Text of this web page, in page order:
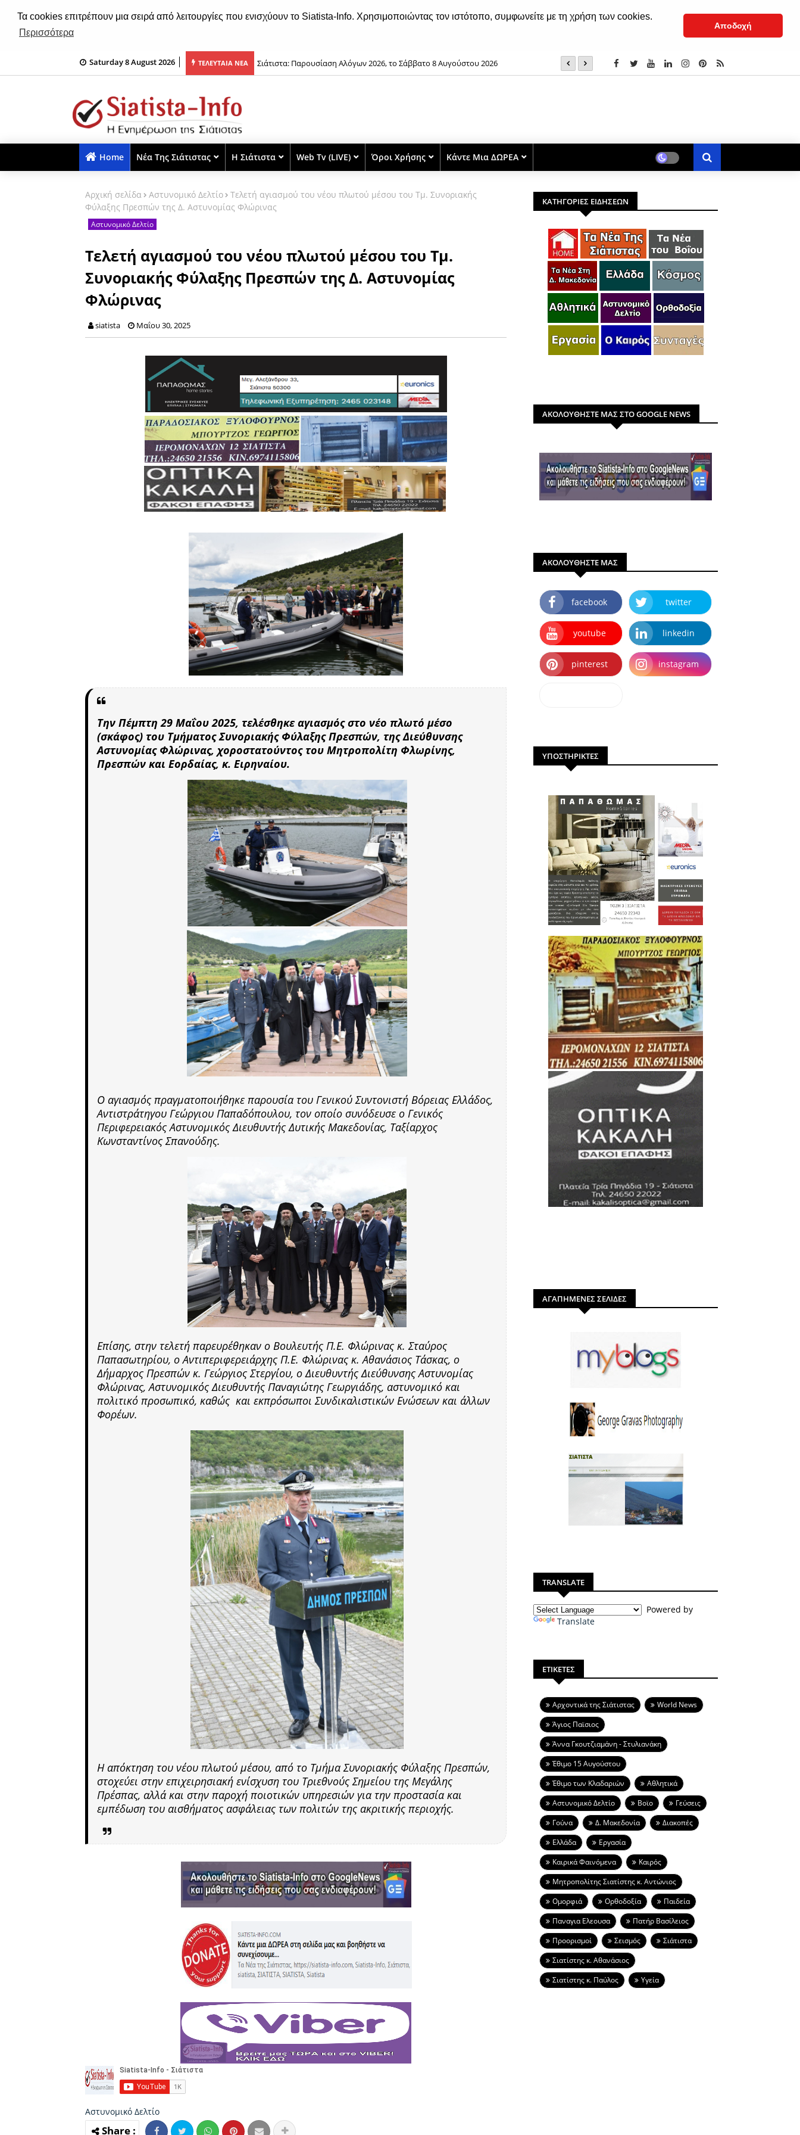
Τα cookies επιτρέπουν μια σειρά από λειτουργίες που ενισχύουν το Siatista-Info. Χρησιμοποιώντας τον ιστότοπο, συμφωνείτε με τη χρήση των cookies.
Περισσότερα
Αποδοχή
Saturday 8 August 2026 ΤΕΛΕΥΤΑΙΑ ΝΕΑ
λήξης «Το βιβλίο θησαυρός» (φωτο) Σιάτιστα: Παρουσίαση Αλόγων 2026, το Σάββατο 8 Αυγούστου 2026 Νταλίκα ανετράπη έξω από Βαθύλακκο – Τραυματίας ο
Home Νέα Της Σιάτιστας Η Σιάτιστα Web Tv (LIVE) Όροι Χρήσης Κάντε Μια ΔΩΡΕΑ
Αρχική σελίδα Αστυνομικό Δελτίο
Τελετή αγιασμού του νέου πλωτού μέσου του Τμ. Συνοριακής
Φύλαξης Πρεσπών της Δ. Αστυνομίας Φλώρινας
Αστυνομικό Δελτίο
Τελετή αγιασμού του νέου πλωτού μέσου του Τμ.
Συνοριακής Φύλαξης Πρεσπών της Δ. Αστυνομίας
Φλώρινας
siatista Μαΐου 30, 2025
Την Πέμπτη 29 Μαΐου 2025, τελέσθηκε αγιασμός στο νέο πλωτό μέσο
(σκάφος) του Τμήματος Συνοριακής Φύλαξης Πρεσπών, της Διεύθυνσης
Αστυνομίας Φλώρινας, χοροστατούντος του Μητροπολίτη Φλωρίνης,
Πρεσπών και Εορδαίας, κ. Ειρηναίου.
Ο αγιασμός πραγματοποιήθηκε παρουσία του Γενικού Συντονιστή Βόρειας Ελλάδος,
Αντιστράτηγου Γεώργιου Παπαδόπουλου, τον οποίο συνόδευσε ο Γενικός
Περιφερειακός Αστυνομικός Διευθυντής Δυτικής Μακεδονίας, Ταξίαρχος
Κωνσταντίνος Σπανούδης.
Επίσης, στην τελετή παρευρέθηκαν ο Βουλευτής Π.Ε. Φλώρινας κ. Σταύρος
Παπασωτηρίου, ο Αντιπεριφερειάρχης Π.Ε. Φλώρινας κ. Αθανάσιος Τάσκας, ο
Δήμαρχος Πρεσπών κ. Γεώργιος Στεργίου, ο Διευθυντής Διεύθυνσης Αστυνομίας
Φλώρινας, Αστυνομικός Διευθυντής Παναγιώτης Γεωργιάδης, αστυνομικό και
πολιτικό προσωπικό, καθώς και εκπρόσωποι Συνδικαλιστικών Ενώσεων και άλλων
Φορέων.
Η απόκτηση του νέου πλωτού μέσου, από το Τμήμα Συνοριακής Φύλαξης Πρεσπών,
στοχεύει στην επιχειρησιακή ενίσχυση του Τριεθνούς Σημείου της Μεγάλης
Πρέσπας, αλλά και στην παροχή ποιοτικών υπηρεσιών για την προστασία και
εμπέδωση του αισθήματος ασφάλειας των πολιτών της ακριτικής περιοχής.
Αστυνομικό Δελτίο
ΚΑΤΗΓΟΡΙΕΣ ΕΙΔΗΣΕΩΝ
ΑΚΟΛΟΥΘΗΣΤΕ ΜΑΣ ΣΤΟ GOOGLE NEWS
ΑΚΟΛΟΥΘΗΣΤΕ ΜΑΣ
facebook twitter
youtube linkedin
pinterest instagram
ΥΠΟΣΤΗΡΙΚΤΕΣ
ΑΓΑΠΗΜΕΝΕΣ ΣΕΛΙΔΕΣ
TRANSLATE
Powered by
Translate
ΕΤΙΚΕΤΕΣ
Aρχοντικά της Σιάτιστας
World News
Άγιος Παϊσιος
Άννα Γκουτζιαμάνη - Στυλιανάκη
Έθιμο 15 Αυγούστου
Έθιμο των Κλαδαριών
Αθλητικά
Αστυνομικό Δελτίο
Βοϊο
Γεύσεις
Γούνα
Δ. Μακεδονία
Διακοπές
Ελλάδα
Εργασία
Καιρικά Φαινόμενα
Καιρός
Μητροπολίτης Σιατίστης κ. Αντώνιος
Ομορφιά
Ορθοδοξία
Παιδεία
Παναγια Ελεουσα
Πατήρ Βασίλειος
Προορισμοί
Σεισμός
Σιάτιστα
Σιατίστης κ. Αθανάσιος
Σιατίστης κ. Παύλος
Υγεία